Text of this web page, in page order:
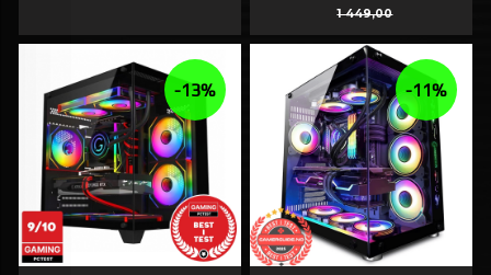
1 449,00Rabatt
-13% -11%